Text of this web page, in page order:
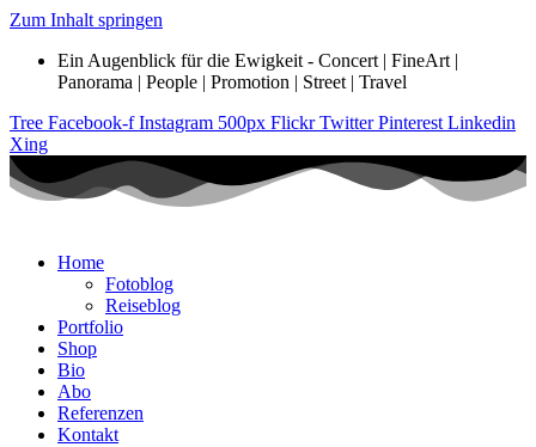
Zum Inhalt springen
Ein Augenblick für die Ewigkeit - Concert | FineArt |
Panorama | People | Promotion | Street | Travel
Tree Facebook-f Instagram 500px Flickr Twitter Pinterest Linkedin
Xing
Home
Fotoblog
Reiseblog
Portfolio
Shop
Bio
Abo
Referenzen
Kontakt